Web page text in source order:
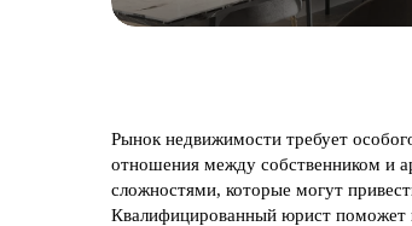
Рынок недвижимости требует
отношения между собственником и
сложностями, которые могут
Квалифицированный юрист поможет